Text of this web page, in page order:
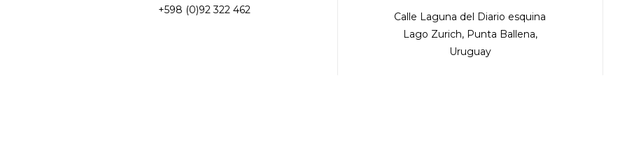
+598 (0)92 322 462
Calle Laguna del Diario esquina
Lago Zurich, Punta Ballena,
Uruguay